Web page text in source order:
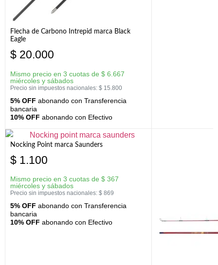
Flecha de Carbono Intrepid marca Black
Eagle
$ 20.000
Mismo precio en 3 cuotas de $ 6.667
miércoles y sábados
Precio sin impuestos nacionales: $ 15.800
5% OFF abonando con Transferencia
bancaria
10% OFF abonando con Efectivo
Nocking Point marca Saunders
$ 1.100
Mismo precio en 3 cuotas de $ 367
miércoles y sábados
Precio sin impuestos nacionales: $ 869
5% OFF abonando con Transferencia
bancaria
10% OFF abonando con Efectivo